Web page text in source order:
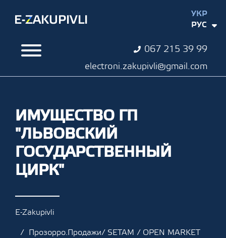
067 215 39 99
electroni.zakupivli@gmail.com
УКР
РУС
ИМУЩЕСТВО ГП
"ЛЬВОВСКИЙ
ГОСУДАРСТВЕННЫЙ
ЦИРК"
E-Zakupivli
Прозорро.Продажи/ SETAM / OPEN MARKET